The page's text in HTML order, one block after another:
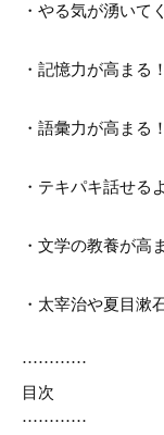
・やる気が湧いて
・記憶力が高まる！
・語彙力が高まる！
・テキパキ話せる
・文学の教養が高
・太宰治や夏目漱
…………
目次
…………